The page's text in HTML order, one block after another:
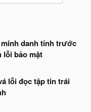
minh danh tính trước
lỗi bảo mật
lỗi đọc tập tin trái